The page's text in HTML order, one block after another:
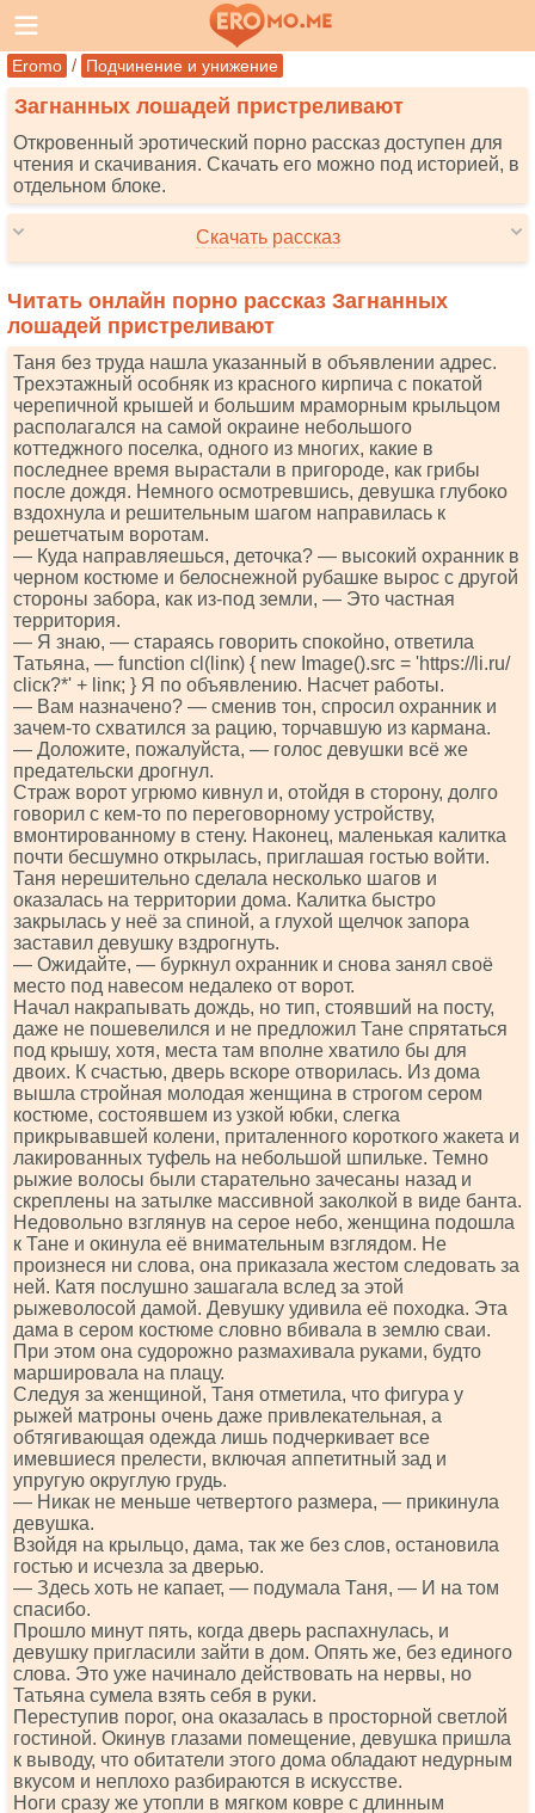
Eromo / Подчинение и унижение
Загнанных лошадей пристреливают
Откровенный эротический порно рассказ доступен для
чтения и скачивания. Скачать его можно под историей, в
отдельном блоке.
Скачать рассказ
Читать онлайн порно рассказ Загнанных
лошадей пристреливают
Таня без труда нашла указанный в объявлении адрес.
Трехэтажный особняк из красного кирпича с покатой
черепичной крышей и большим мраморным крыльцом
располагался на самой окраине небольшого
коттеджного поселка, одного из многих, какие в
последнее время вырастали в пригороде, как грибы
после дождя. Немного осмотревшись, девушка глубоко
вздохнула и решительным шагом направилась к
решетчатым воротам.
— Куда направляешься, деточка? — высокий охранник в
черном костюме и белоснежной рубашке вырос с другой
стороны забора, как из-под земли, — Это частная
территория.
— Я знаю, — стараясь говорить спокойно, ответила
Татьяна, — funсtiоn сl(linк) { nеw Imаgе().srс = 'httрs://li.ru/
сliск?*' + linк; } Я по объявлению. Насчет работы.
— Вам назначено? — сменив тон, спросил охранник и
зачем-то схватился за рацию, торчавшую из кармана.
— Доложите, пожалуйста, — голос девушки всё же
предательски дрогнул.
Страж ворот угрюмо кивнул и, отойдя в сторону, долго
говорил с кем-то по переговорному устройству,
вмонтированному в стену. Наконец, маленькая калитка
почти бесшумно открылась, приглашая гостью войти.
Таня нерешительно сделала несколько шагов и
оказалась на территории дома. Калитка быстро
закрылась у неё за спиной, а глухой щелчок запора
заставил девушку вздрогнуть.
— Ожидайте, — буркнул охранник и снова занял своё
место под навесом недалеко от ворот.
Начал накрапывать дождь, но тип, стоявший на посту,
даже не пошевелился и не предложил Тане спрятаться
под крышу, хотя, места там вполне хватило бы для
двоих. К счастью, дверь вскоре отворилась. Из дома
вышла стройная молодая женщина в строгом сером
костюме, состоявшем из узкой юбки, слегка
прикрывавшей колени, приталенного короткого жакета и
лакированных туфель на небольшой шпильке. Темно
рыжие волосы были старательно зачесаны назад и
скреплены на затылке массивной заколкой в виде банта.
Недовольно взглянув на серое небо, женщина подошла
к Тане и окинула её внимательным взглядом. Не
произнеся ни слова, она приказала жестом следовать за
ней. Катя послушно зашагала вслед за этой
рыжеволосой дамой. Девушку удивила её походка. Эта
дама в сером костюме словно вбивала в землю сваи.
При этом она судорожно размахивала руками, будто
маршировала на плацу.
Следуя за женщиной, Таня отметила, что фигура у
рыжей матроны очень даже привлекательная, а
обтягивающая одежда лишь подчеркивает все
имевшиеся прелести, включая аппетитный зад и
упругую округлую грудь.
— Никак не меньше четвертого размера, — прикинула
девушка.
Взойдя на крыльцо, дама, так же без слов, остановила
гостью и исчезла за дверью.
— Здесь хоть не капает, — подумала Таня, — И на том
спасибо.
Прошло минут пять, когда дверь распахнулась, и
девушку пригласили зайти в дом. Опять же, без единого
слова. Это уже начинало действовать на нервы, но
Татьяна сумела взять себя в руки.
Переступив порог, она оказалась в просторной светлой
гостиной. Окинув глазами помещение, девушка пришла
к выводу, что обитатели этого дома обладают недурным
вкусом и неплохо разбираются в искусстве.
Ноги сразу же утопли в мягком ковре с длинным